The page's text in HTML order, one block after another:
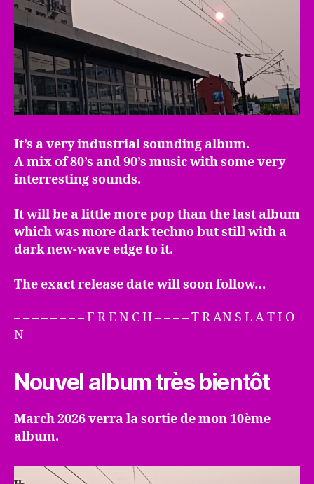
It’s a very industrial sounding album.
A mix of 80’s and 90’s music with some very
interresting sounds.
It will be a little more pop than the last album
which was more dark techno but still with a
dark new-wave edge to it.
The exact release date will soon follow…
– – – – – – – – F R E N C H – – – – T R AN S L A T I O
N – – – – –
Nouvel album très bientôt
March 2026 verra la sortie de mon 10ème
album.